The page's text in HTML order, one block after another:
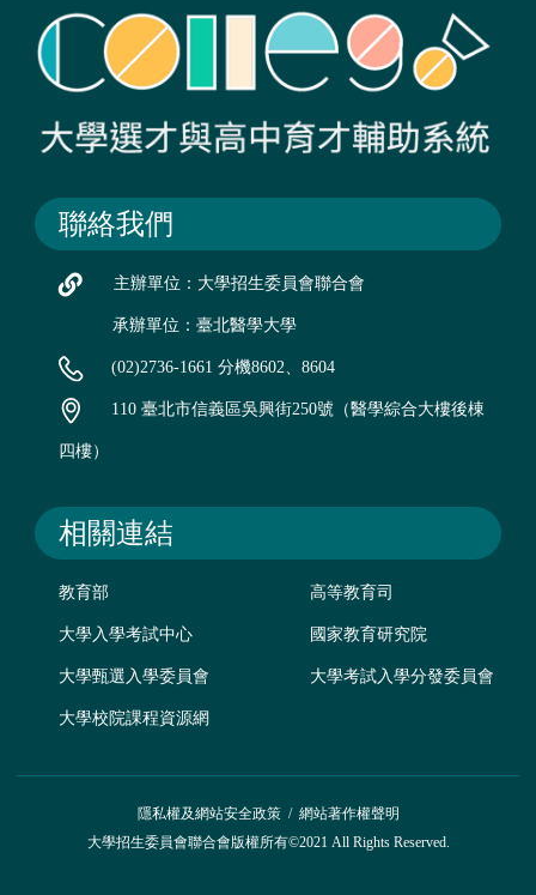
聯絡我們
主辦單位：大學招生委員會聯合會
承辦單位：臺北醫學大學
(02)2736-1661 分機8602、8604
110 臺北市信義區吳興街250號（醫學綜合大樓後棟
四樓）
相關連結
教育部 高等教育司
大學入學考試中心 國家教育研究院
大學甄選入學委員會 大學考試入學分發委員會
大學校院課程資源網
隱私權及網站安全政策/ 網站著作權聲明
大學招生委員會聯合會版權所有©2021 All Rights Reserved.